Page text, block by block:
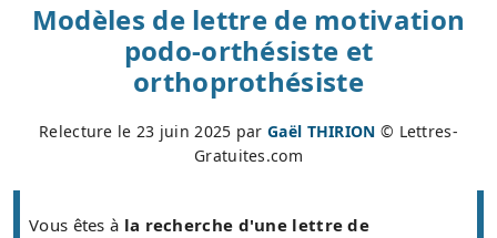
Modèles de lettre de motivation
podo-orthésiste et
orthoprothésiste
Relecture le 23 juin 2025 parGaël THIRION © Lettres-
Gratuites.com
Vous êtes à la recherche d'une lettre de